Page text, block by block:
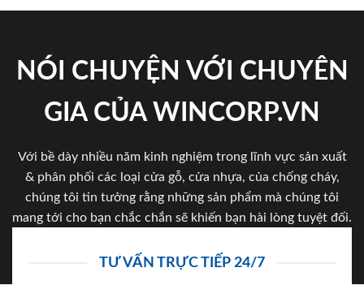
NÓI CHUYỆN VỚI CHUYÊN
GIA CỦA WINCORP.VN
Với bề dày nhiều năm kinh nghiệm trong lĩnh vực sản xuất
& phân phối các loại cửa gỗ, cửa nhựa, của chống cháy,
chúng tôi tin tưởng rằng những sản phẩm mà chúng tôi
mang tới cho bạn chắc chắn sẽ khiến bạn hài lòng tuyệt đối.
TƯ VẤN TRỰC TIẾP 24/7